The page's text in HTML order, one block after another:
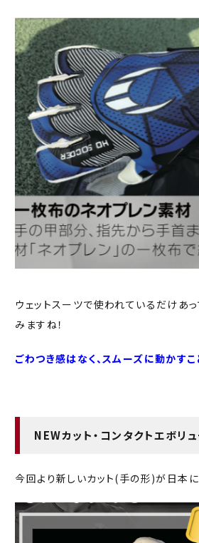
ウェットスーツで使われているだけあっ
みますね！
ごわつき感はなく、スムーズに動かすこ
NEWカット・コンタクトエボリ
今回より新しいカット(手の形)が日本に